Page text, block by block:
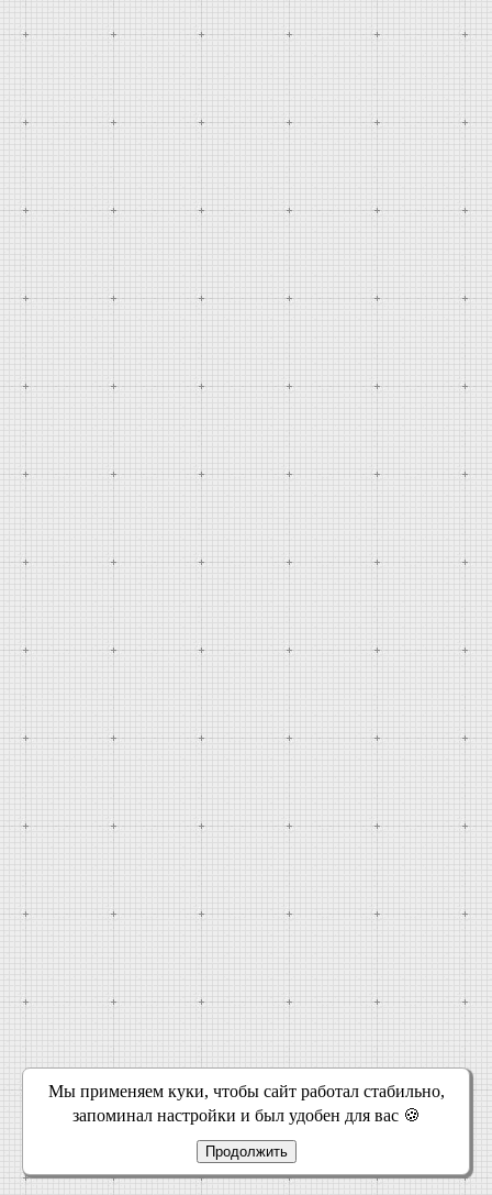
Мы применяем куки, чтобы сайт работал стабильно,
запоминал настройки и был удобен для вас 🍪
Продолжить